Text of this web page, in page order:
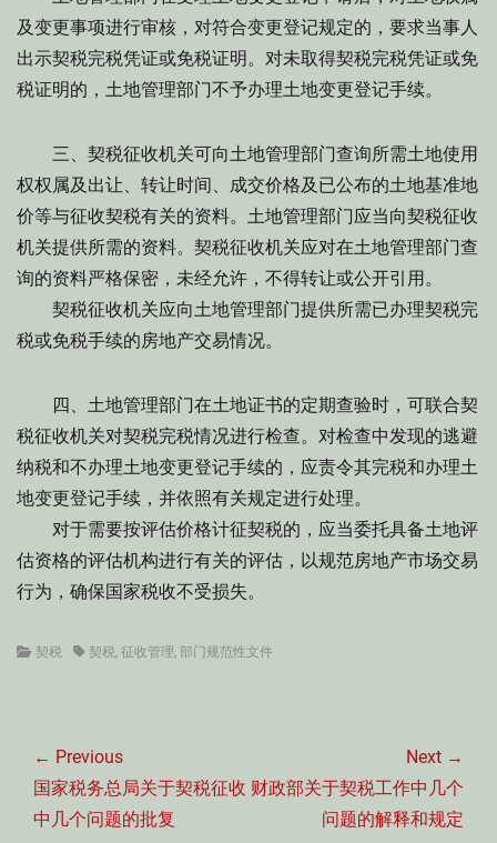
及变更事项进行审核，对符合变更登记规定的，要求当事人
出示契税完税凭证或免税证明。对未取得契税完税凭证或免
税证明的，土地管理部门不予办理土地变更登记手续。
三、契税征收机关可向土地管理部门查询所需土地使用
权权属及出让、转让时间、成交价格及已公布的土地基准地
价等与征收契税有关的资料。土地管理部门应当向契税征收
机关提供所需的资料。契税征收机关应对在土地管理部门查
询的资料严格保密，未经允许，不得转让或公开引用。
契税征收机关应向土地管理部门提供所需已办理契税完
税或免税手续的房地产交易情况。
四、土地管理部门在土地证书的定期查验时，可联合契
税征收机关对契税完税情况进行检查。对检查中发现的逃避
纳税和不办理土地变更登记手续的，应责令其完税和办理土
地变更登记手续，并依照有关规定进行处理。
对于需要按评估价格计征契税的，应当委托具备土地评
估资格的评估机构进行有关的评估，以规范房地产市场交易
行为，确保国家税收不受损失。
Categories
契税 Tags契税, 征收管理, 部门规范性文件
章
导
航
← Previous
Previous
post:
国家税务总局关于契税征收
中几个问题的批复
Next →
Next
财政部关于契税工作中几个
问题的解释和规定